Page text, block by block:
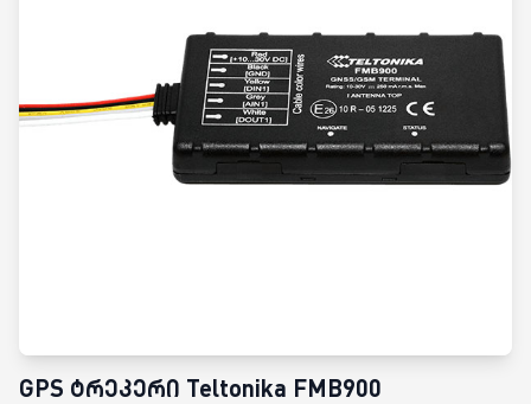
GPS ტრეკერი Teltonika FMB900